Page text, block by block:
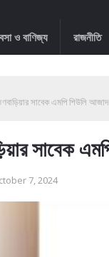
ও বাণিজ্য রাজনীতি
সাবেক এমপি শিউলি
সাবেক
7, 2024